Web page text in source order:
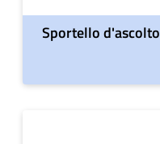
Sportello d'ascolto